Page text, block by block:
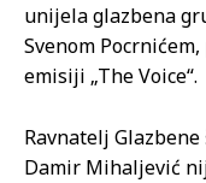
unijela glazbena
Svenom
emisiji „The Voice“.
Ravnatelj
Damir Mihaljević